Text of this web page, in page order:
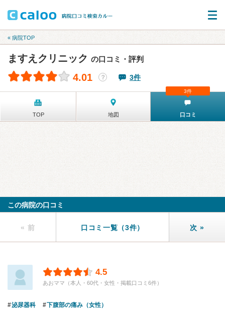
« 病院TOP
ますえクリニック の口コミ・評判
4.01 ？ 3件
TOP 地図 口コミ
3件
この病院の口コミ
« 前 口コミ一覧（3件） 次 »
4.5
あおママ（本人・60代・女性・掲載口コミ6件）
泌尿器科 下腹部の痛み（女性）